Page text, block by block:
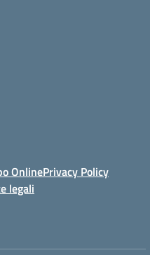
OnlinePrivacy Policy
legali